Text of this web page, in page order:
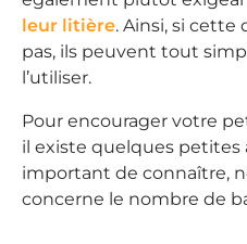
leur litière. Ainsi, si
pas, ils peuvent tout
l’utiliser.
Pour encourager votre
il existe quelques petites
important de connaître,
concerne le nombre de